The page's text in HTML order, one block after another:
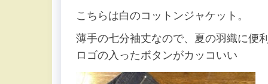
こちらは白のコットンジャケット。
薄手の七分袖丈なので、夏の羽織に便
ロゴの入ったボタンがカッコいい